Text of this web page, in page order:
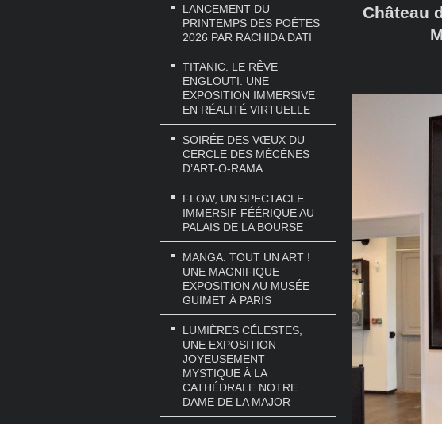
LANCEMENT DU
PRINTEMPS DES POÈTES
2026 PAR RACHIDA DATI
TITANIC. LE RÊVE
ENGLOUTI. UNE
EXPOSITION IMMERSIVE
EN RÉALITÉ VIRTUELLE
SOIRÉE DES VŒUX DU
CERCLE DES MÉCÈNES
D’ART-O-RAMA
FLOW, UN SPECTACLE
IMMERSIF FÉÉRIQUE AU
PALAIS DE LA BOURSE
MANGA. TOUT UN ART !
UNE MAGNIFIQUE
EXPOSITION AU MUSÉE
GUIMET À PARIS
LUMIÈRES CÉLESTES,
UNE EXPOSITION
JOYEUSEMENT
MYSTIQUE À LA
CATHÉDRALE NOTRE
DAME DE LA MAJOR
Château